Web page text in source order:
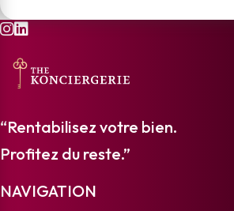
“Rentabilisez votre bien.
Profitez du reste.”
NAVIGATION